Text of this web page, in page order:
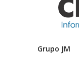
Grupo JM